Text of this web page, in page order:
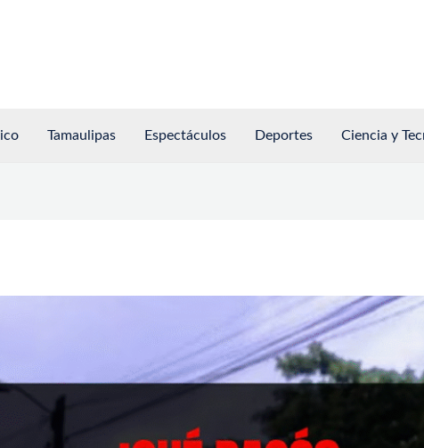
Tamaulipas Espectáculos Deportes Ciencia y